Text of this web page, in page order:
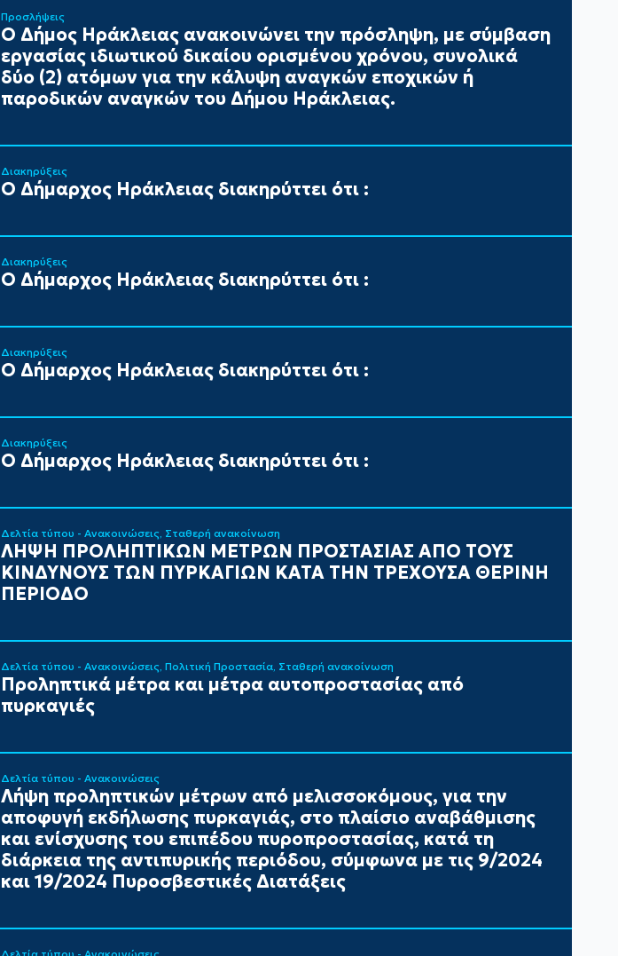
Προσλήψεις
Ο Δήμος Ηράκλειας ανακοινώνει την πρόσληψη, με σύμβαση
εργασίας ιδιωτικού δικαίου ορισμένου χρόνου, συνολικά
δύο (2) ατόμων για την κάλυψη αναγκών εποχικών ή
παροδικών αναγκών του Δήμου Ηράκλειας.
Διακηρύξεις
Ο Δήμαρχος Ηράκλειας διακηρύττει ότι :
Διακηρύξεις
Ο Δήμαρχος Ηράκλειας διακηρύττει ότι :
Διακηρύξεις
Ο Δήμαρχος Ηράκλειας διακηρύττει ότι :
Διακηρύξεις
Ο Δήμαρχος Ηράκλειας διακηρύττει ότι :
Δελτία τύπου - Ανακοινώσεις Σταθερή ανακοίνωση
ΛΗΨΗ ΠΡΟΛΗΠΤΙΚΩΝ ΜΕΤΡΩΝ ΠΡΟΣΤΑΣΙΑΣ ΑΠΟ ΤΟΥΣ
ΚΙΝΔΥΝΟΥΣ ΤΩΝ ΠΥΡΚΑΓΙΩΝ ΚΑΤΑ ΤΗΝ ΤΡΕΧΟΥΣΑ ΘΕΡΙΝΗ
ΠΕΡΙΟΔΟ
Δελτία τύπου - Ανακοινώσεις Πολιτική Προστασία Σταθερή ανακοίνωση
Προληπτικά μέτρα και μέτρα αυτοπροστασίας από
πυρκαγιές
Δελτία τύπου - Ανακοινώσεις
Λήψη προληπτικών μέτρων από μελισσοκόμους, για την
αποφυγή εκδήλωσης πυρκαγιάς, στο πλαίσιο αναβάθμισης
και ενίσχυσης του επιπέδου πυροπροστασίας, κατά τη
διάρκεια της αντιπυρικής περιόδου, σύμφωνα με τις 9/2024
και 19/2024 Πυροσβεστικές Διατάξεις